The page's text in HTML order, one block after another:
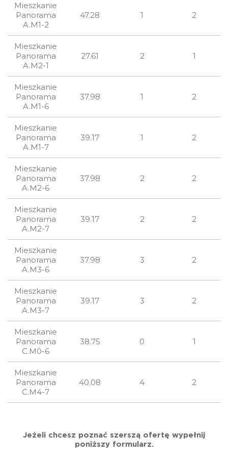
Mieszkanie
Panorama
A.M1-2
47.28 1 2
Mieszkanie
Panorama
A.M2-1
27.61 2 1
Mieszkanie
Panorama
A.M1-6
37.98 1 2
Mieszkanie
Panorama
A.M1-7
39.17 1 2
Mieszkanie
Panorama
A.M2-6
37.98 2 2
Mieszkanie
Panorama
A.M2-7
39.17 2 2
Mieszkanie
Panorama
A.M3-6
37.98 3 2
Mieszkanie
Panorama
A.M3-7
39.17 3 2
Mieszkanie
Panorama
C.M0-6
38.75 0 1
Mieszkanie
Panorama
C.M4-7
40.08 4 2
Jeżeli chcesz poznać szerszą ofertę wypełnij
poniższy formularz.